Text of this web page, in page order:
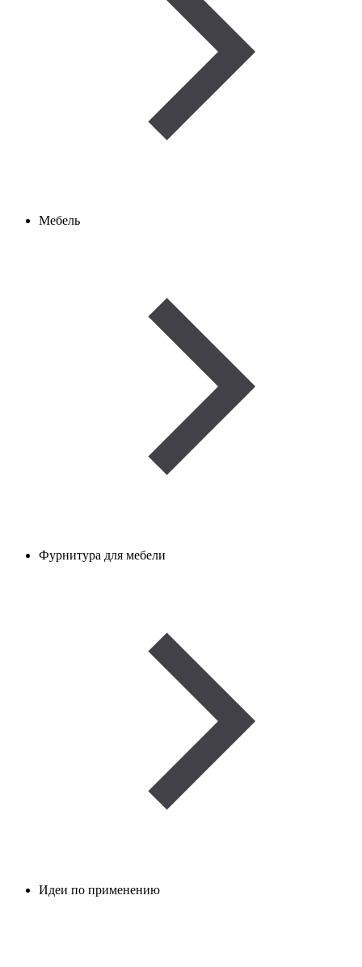
Мебель
Фурнитура для мебели
Идеи по применению